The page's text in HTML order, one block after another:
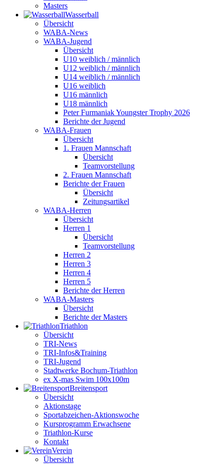
Masters
Wasser­ball
Übersicht
WABA-News
WABA-Jugend
Übersicht
U10 weiblich / männlich
U12 weiblich / männlich
U14 weiblich / männlich
U16 weiblich
U16 männlich
U18 männlich
Peter Furmaniak Youngster Trophy 2026
Berichte der Jugend
WABA-Frauen
Übersicht
1. Frauen Mannschaft
Übersicht
Teamvorstellung
2. Frauen Mannschaft
Berichte der Frauen
Übersicht
Zeitungsartikel
WABA-Herren
Übersicht
Herren 1
Übersicht
Teamvorstellung
Herren 2
Herren 3
Herren 4
Herren 5
Berichte der Herren
WABA-Masters
Übersicht
Berichte der Masters
Triathlon
Übersicht
TRI-News
TRI-Infos&Training
TRI-Jugend
Stadtwerke Bochum-Triathlon
ex X-mas Swim 100x100m
Breiten­sport
Übersicht
Aktionstage
Sportabzeichen-Aktionswoche
Kursprogramm Erwachsene
Triathlon-Kurse
Kontakt
Verein
Übersicht